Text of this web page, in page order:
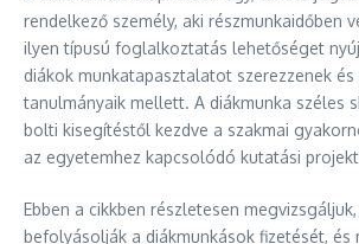
rendelkező személy, aki részmunkaidőben
ilyen típusú foglalkoztatás lehetőséget
diákok munkatapasztalatot szerezzenek
tanulmányaik mellett. A diákmunka széles
bolti kisegítéstől kezdve a szakmai
az egyetemhez kapcsolódó kutatási
Ebben a cikkben részletesen
befolyásolják a diákmunkások fizetését, és